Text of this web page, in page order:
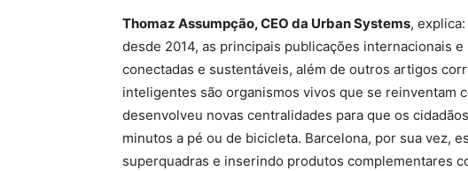
Thomaz Assumpção, CEO da Urban Systems,
desde 2014, as principais publicações internacionais
conectadas e sustentáveis, além de outros artigos
inteligentes são organismos vivos que se reinventam
desenvolveu novas centralidades para que os
minutos a pé ou de bicicleta. Barcelona, por sua vez,
superquadras e inserindo produtos complementares